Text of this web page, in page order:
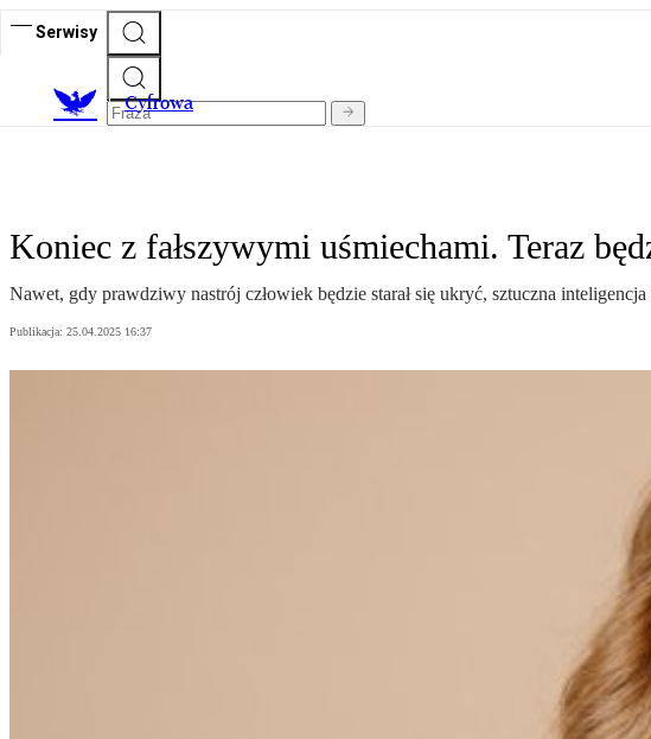
Serwisy
Cyfrowa
Koniec z fałszywymi uśmiechami. Teraz
Nawet, gdy prawdziwy nastrój człowiek będzie starał się ukryć, sztuczna
Publikacja: 25.04.2025 16:37